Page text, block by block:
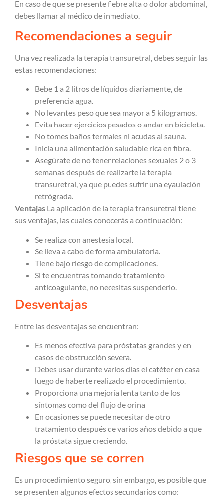
En caso de que se presente fiebre alta o dolor abdominal,
debes llamar al médico de inmediato.
Recomendaciones a seguir
Una vez realizada la terapia transuretral, debes seguir las
estas recomendaciones:
Bebe 1 a 2 litros de líquidos diariamente, de
preferencia agua.
No levantes peso que sea mayor a 5 kilogramos.
Evita hacer ejercicios pesados o andar en bicicleta.
No tomes baños termales ni acudas al sauna.
Inicia una alimentación saludable rica en fibra.
Asegúrate de no tener relaciones sexuales 2 o 3
semanas después de realizarte la terapia
transuretral, ya que puedes sufrir una eyaulación
retrógrada.
Ventajas La aplicación de la terapia transuretral tiene
sus ventajas, las cuales conocerás a continuación:
Se realiza con anestesia local.
Se lleva a cabo de forma ambulatoria.
Tiene bajo riesgo de complicaciones.
Si te encuentras tomando tratamiento
anticoagulante, no necesitas suspenderlo.
Desventajas
Entre las desventajas se encuentran:
Es menos efectiva para próstatas grandes y en
casos de obstrucción severa.
Debes usar durante varios días el catéter en casa
luego de haberte realizado el procedimiento.
Proporciona una mejoría lenta tanto de los
síntomas como del flujo de orina
En ocasiones se puede necesitar de otro
tratamiento después de varios años debido a que
la próstata sigue creciendo.
Riesgos que se corren
Es un procedimiento seguro, sin embargo, es posible que
se presenten algunos efectos secundarios como: